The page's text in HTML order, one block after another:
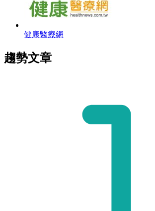
健康醫療網
趨勢文章